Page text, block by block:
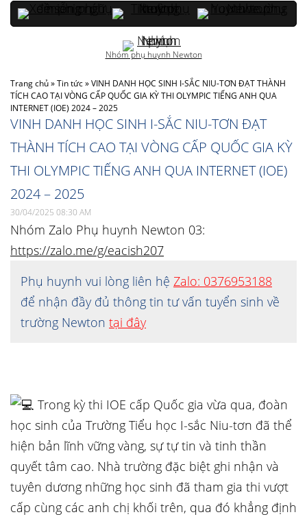
Trang chủ»Tin tức»VINH DANH HỌC SINH I-SẮC NIU-TƠN ĐẠT THÀNH
TÍCH CAO TẠI VÒNG CẤP QUỐC GIA KỲ THI OLYMPIC TIẾNG ANH QUA
INTERNET (IOE) 2024 – 2025
VINH DANH HỌC SINH I-SẮC NIU-TƠN ĐẠT
THÀNH TÍCH CAO TẠI VÒNG CẤP QUỐC GIA KỲ
THI OLYMPIC TIẾNG ANH QUA INTERNET (IOE)
2024 – 2025
30/04/2025 08:30 AM
Nhóm Zalo Phụ huynh Newton 03:
https://zalo.me/g/eacish207
Phụ huynh vui lòng liên hệ Zalo: 0376953188
để nhận đầy đủ thông tin tư vấn tuyển sinh về
trường Newton tại đây
Trong kỳ thi IOE cấp Quốc gia vừa qua, đoàn
học sinh của Trường Tiểu học I-sắc Niu-tơn đã thể
hiện bản lĩnh vững vàng, sự tự tin và tinh thần
quyết tâm cao. Nhà trường đặc biệt ghi nhận và
tuyên dương những học sinh đã tham gia thi vượt
cấp cùng các anh chị khối trên, qua đó khẳng định
Nhóm phụ huynh Newton